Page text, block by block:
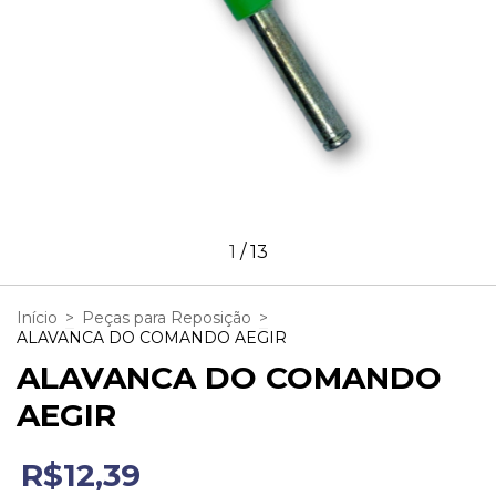
1 /13
Início > Peças para Reposição >
ALAVANCA DO COMANDO AEGIR
ALAVANCA DO COMANDO
AEGIR
R$12,39